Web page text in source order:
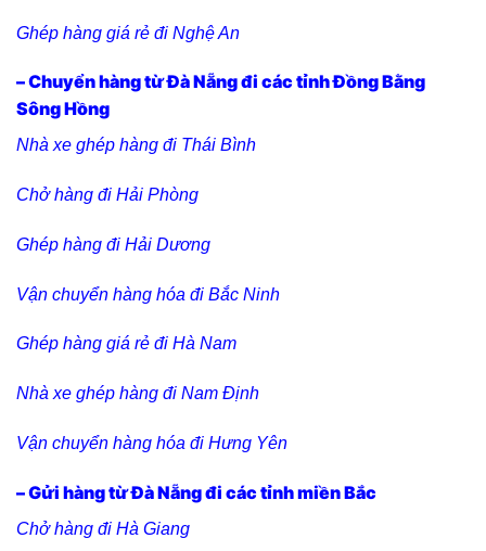
Ghép hàng giá rẻ đi Nghệ An
– Chuyển hàng từ Đà Nẵng đi các tỉnh Đồng Bằng
Sông Hồng
Nhà xe ghép hàng đi Thái Bình
Chở hàng đi Hải Phòng
Ghép hàng đi Hải Dương
Vận chuyển hàng hóa đi Bắc Ninh
Ghép hàng giá rẻ đi Hà Nam
Nhà xe ghép hàng đi Nam Định
Vận chuyển hàng hóa đi Hưng Yên
– Gửi hàng từ Đà Nẵng đi các tỉnh miền Bắc
Chở hàng đi Hà Giang